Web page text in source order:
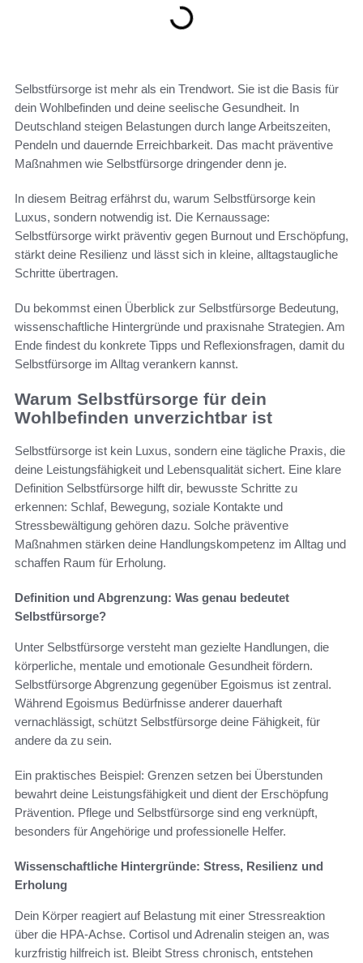
Selbstfürsorge ist mehr als ein Trendwort. Sie ist die Basis für
dein Wohlbefinden und deine seelische Gesundheit. In
Deutschland steigen Belastungen durch lange Arbeitszeiten,
Pendeln und dauernde Erreichbarkeit. Das macht präventive
Maßnahmen wie Selbstfürsorge dringender denn je.
In diesem Beitrag erfährst du, warum Selbstfürsorge kein
Luxus, sondern notwendig ist. Die Kernaussage:
Selbstfürsorge wirkt präventiv gegen Burnout und Erschöpfung,
stärkt deine Resilienz und lässt sich in kleine, alltagstaugliche
Schritte übertragen.
Du bekommst einen Überblick zur Selbstfürsorge Bedeutung,
wissenschaftliche Hintergründe und praxisnahe Strategien. Am
Ende findest du konkrete Tipps und Reflexionsfragen, damit du
Selbstfürsorge im Alltag verankern kannst.
Warum Selbstfürsorge für dein
Wohlbefinden unverzichtbar ist
Selbstfürsorge ist kein Luxus, sondern eine tägliche Praxis, die
deine Leistungsfähigkeit und Lebensqualität sichert. Eine klare
Definition Selbstfürsorge hilft dir, bewusste Schritte zu
erkennen: Schlaf, Bewegung, soziale Kontakte und
Stressbewältigung gehören dazu. Solche präventive
Maßnahmen stärken deine Handlungskompetenz im Alltag und
schaffen Raum für Erholung.
Definition und Abgrenzung: Was genau bedeutet
Selbstfürsorge?
Unter Selbstfürsorge versteht man gezielte Handlungen, die
körperliche, mentale und emotionale Gesundheit fördern.
Selbstfürsorge Abgrenzung gegenüber Egoismus ist zentral.
Während Egoismus Bedürfnisse anderer dauerhaft
vernachlässigt, schützt Selbstfürsorge deine Fähigkeit, für
andere da zu sein.
Ein praktisches Beispiel: Grenzen setzen bei Überstunden
bewahrt deine Leistungsfähigkeit und dient der Erschöpfung
Prävention. Pflege und Selbstfürsorge sind eng verknüpft,
besonders für Angehörige und professionelle Helfer.
Wissenschaftliche Hintergründe: Stress, Resilienz und
Erholung
Dein Körper reagiert auf Belastung mit einer Stressreaktion
über die HPA-Achse. Cortisol und Adrenalin steigen an, was
kurzfristig hilfreich ist. Bleibt Stress chronisch, entstehen